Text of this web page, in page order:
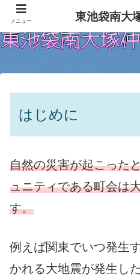
はじめに
自然の災害が起こった
ュニティである町会は
す。
例えば関東でいつ発生
かれる大地震が発生し
メニュー 東池袋南大